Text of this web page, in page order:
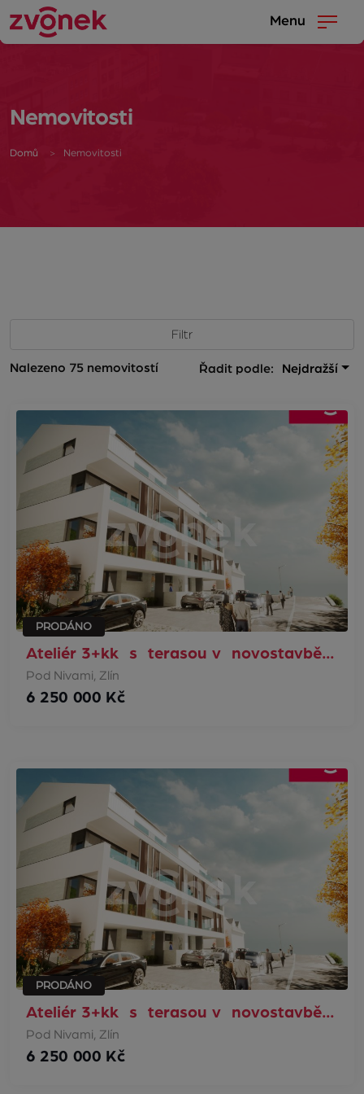
Menu
Nemovitosti
Domů Nemovitosti
Filtr
Nalezeno 75 nemovitostí Řadit podle: Nejdražší
PRODÁNO
Ateliér 3+kk s terasou v novostavbě…
Pod Nivami, Zlín
6 250 000 Kč
PRODÁNO
Ateliér 3+kk s terasou v novostavbě…
Pod Nivami, Zlín
6 250 000 Kč